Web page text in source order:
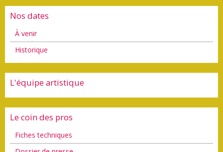
Nos dates
À venir
Historique
L'équipe artistique
Le coin des pros
Fiches techniques